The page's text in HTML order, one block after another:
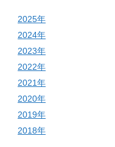
2025年
2024年
2023年
2022年
2021年
2020年
2019年
2018年